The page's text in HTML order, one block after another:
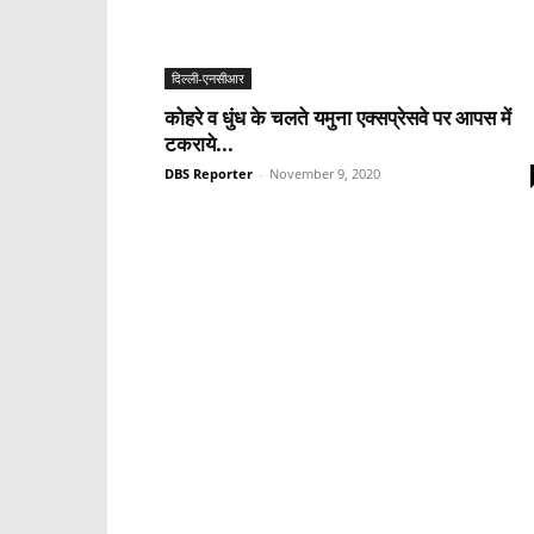
दिल्ली-एनसीआर
कोहरे व धुंध के चलते यमुना एक्सप्रेसवे पर आपस में
टकराये...
DBS Reporter - November 9, 2020